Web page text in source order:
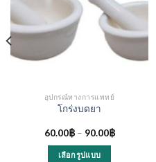
อุปกรณ์ทางการแพทย์
โกร่งบดยา
60.00฿– 90.00฿
เลือกรูปแบบ